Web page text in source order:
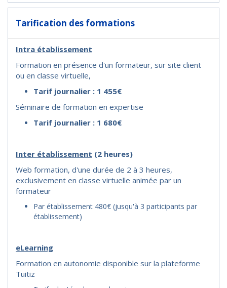
Tarification des formations
Intra établissement
Formation en présence d'un formateur, sur site client
ou en classe virtuelle,
Tarif journalier : 1 455€
Séminaire de formation en expertise
Tarif journalier : 1 680€
Inter établissement (2 heures)
Web formation, d'une durée de 2 à 3 heures,
exclusivement en classe virtuelle animée par un
formateur
Par établissement 480€ (jusqu'à 3 participants par
établissement)
eLearning
Formation en autonomie disponible sur la plateforme
Tuitiz